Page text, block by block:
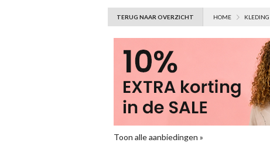
TERUG NAAR OVERZICHT HOME KLEDING
Toon alle aanbiedingen »